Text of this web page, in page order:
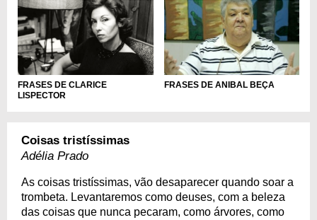
FRASES DE CLARICE
LISPECTOR
FRASES DE ANIBAL BEÇA
Coisas tristíssimas
Adélia Prado
As coisas tristíssimas, vão desaparecer quando soar a
trombeta. Levantaremos como deuses, com a beleza
das coisas que nunca pecaram, como árvores, como